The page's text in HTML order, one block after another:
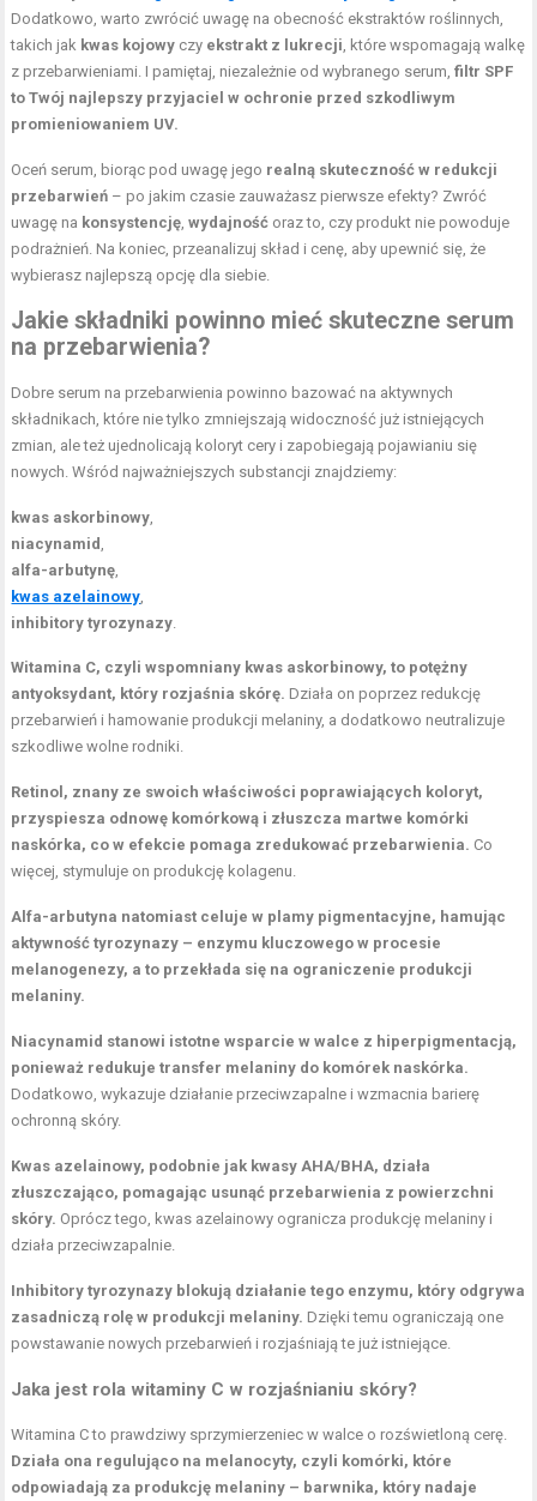
Dodatkowo, warto zwrócić uwagę na obecność ekstraktów roślinnych,
takich jak kwas kojowy czy ekstrakt z lukrecji , które wspomagają walkę
z przebarwieniami. I pamiętaj, niezależnie od wybranego serum,filtr SPF
to Twój najlepszy przyjaciel w ochronie przed szkodliwym
promieniowaniem UV.
Oceń serum, biorąc pod uwagę jego realną skuteczność w redukcji
przebarwień – po jakim czasie zauważasz pierwsze efekty? Zwróć
uwagę na konsystencję ,wydajność oraz to, czy produkt nie powoduje
podrażnień. Na koniec, przeanalizuj skład i cenę, aby upewnić się, że
wybierasz najlepszą opcję dla siebie.
Jakie składniki powinno mieć skuteczne serum
na przebarwienia?
Dobre serum na przebarwienia powinno bazować na aktywnych
składnikach, które nie tylko zmniejszają widoczność już istniejących
zmian, ale też ujednolicają koloryt cery i zapobiegają pojawianiu się
nowych. Wśród najważniejszych substancji znajdziemy:
kwas askorbinowy
niacynamid
alfa-arbutynę
kwas azelainowy
inhibitory tyrozynazy
Witamina C, czyli wspomniany kwas askorbinowy, to potężny
antyoksydant, który rozjaśnia skórę. Działa on poprzez redukcję
przebarwień i hamowanie produkcji melaniny, a dodatkowo neutralizuje
szkodliwe wolne rodniki.
Retinol, znany ze swoich właściwości poprawiających koloryt,
przyspiesza odnowę komórkową i złuszcza martwe komórki
naskórka, co w efekcie pomaga zredukować przebarwienia. Co
więcej, stymuluje on produkcję kolagenu.
Alfa-arbutyna natomiast celuje w plamy pigmentacyjne, hamując
aktywność tyrozynazy – enzymu kluczowego w procesie
melanogenezy, a to przekłada się na ograniczenie produkcji
melaniny.
Niacynamid stanowi istotne wsparcie w walce z hiperpigmentacją,
ponieważ redukuje transfer melaniny do komórek naskórka.
Dodatkowo, wykazuje działanie przeciwzapalne i wzmacnia barierę
ochronną skóry.
Kwas azelainowy, podobnie jak kwasy AHA/BHA, działa
złuszczająco, pomagając usunąć przebarwienia z powierzchni
skóry. Oprócz tego, kwas azelainowy ogranicza produkcję melaniny i
działa przeciwzapalnie.
Inhibitory tyrozynazy blokują działanie tego enzymu, który odgrywa
zasadniczą rolę w produkcji melaniny. Dzięki temu ograniczają one
powstawanie nowych przebarwień i rozjaśniają te już istniejące.
Jaka jest rola witaminy C w rozjaśnianiu skóry?
Witamina C to prawdziwy sprzymierzeniec w walce o rozświetloną cerę.
Działa ona regulująco na melanocyty, czyli komórki, które
odpowiadają za produkcję melaniny – barwnika, który nadaje